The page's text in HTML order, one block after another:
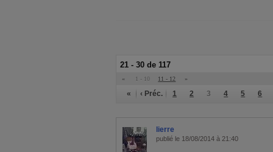
21 - 30 de 117
« 1 - 10 11 - 12 »
« ‹ Préc. 1 2 3 4 5 6
lierre
publié le 18/08/2014 à 21:40